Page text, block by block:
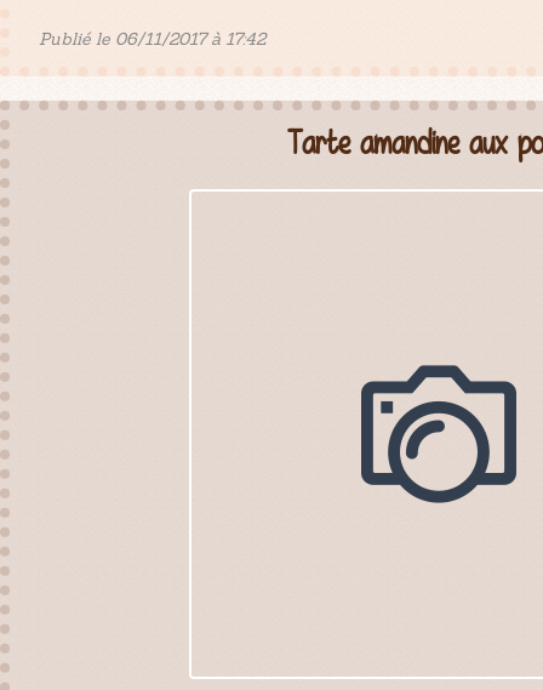
Publié le 06/11/2017 à 17:42
Tarte amandine aux